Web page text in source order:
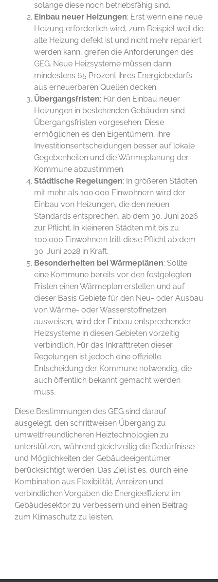
solange diese noch betriebsfähig sind.
Einbau neuer Heizungen: Erst wenn eine neue
Heizung erforderlich wird, zum Beispiel weil die
alte Heizung defekt ist und nicht mehr repariert
werden kann, greifen die Anforderungen des
GEG. Neue Heizsysteme müssen dann
mindestens 65 Prozent ihres Energiebedarfs
aus erneuerbaren Quellen decken.
Übergangsfristen: Für den Einbau neuer
Heizungen in bestehenden Gebäuden sind
Übergangsfristen vorgesehen. Diese
ermöglichen es den Eigentümern, ihre
Investitionsentscheidungen besser auf lokale
Gegebenheiten und die Wärmeplanung der
Kommune abzustimmen.
Städtische Regelungen: In größeren Städten
mit mehr als 100.000 Einwohnern wird der
Einbau von Heizungen, die den neuen
Standards entsprechen, ab dem 30. Juni 2026
zur Pflicht. In kleineren Städten mit bis zu
100.000 Einwohnern tritt diese Pflicht ab dem
30. Juni 2028 in Kraft.
Besonderheiten bei Wärmeplänen: Sollte
eine Kommune bereits vor den festgelegten
Fristen einen Wärmeplan erstellen und auf
dieser Basis Gebiete für den Neu- oder Ausbau
von Wärme- oder Wasserstoffnetzen
ausweisen, wird der Einbau entsprechender
Heizsysteme in diesen Gebieten vorzeitig
verbindlich. Für das Inkrafttreten dieser
Regelungen ist jedoch eine offizielle
Entscheidung der Kommune notwendig, die
auch öffentlich bekannt gemacht werden
muss.
Diese Bestimmungen des GEG sind darauf
ausgelegt, den schrittweisen Übergang zu
umweltfreundlicheren Heiztechnologien zu
unterstützen, während gleichzeitig die Bedürfnisse
und Möglichkeiten der Gebäudeeigentümer
berücksichtigt werden. Das Ziel ist es, durch eine
Kombination aus Flexibilität, Anreizen und
verbindlichen Vorgaben die Energieeffizienz im
Gebäudesektor zu verbessern und einen Beitrag
zum Klimaschutz zu leisten.